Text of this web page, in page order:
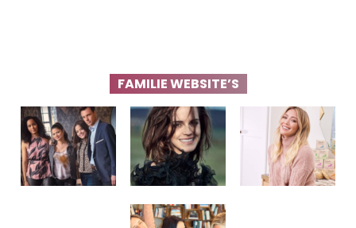
FAMILIE WEBSITE’S